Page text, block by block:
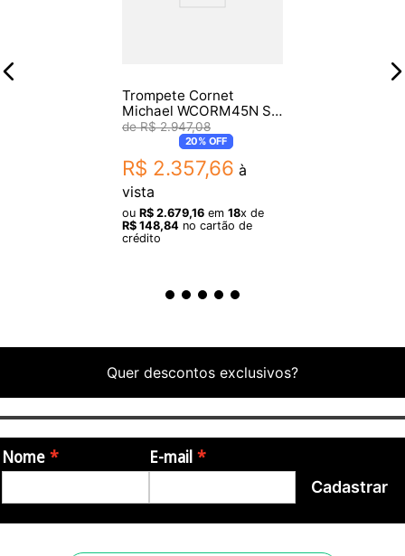
Trompete Cornet
Michael WCORM45N Sib
Laqueado
R$ 2.947,08
20%OFF
R$ 2.357,66 à
vista
ou R$ 2.679,16 em 18x de
R$ 148,84 no cartão de
crédito
Quer descontos exclusivos?
Nome E-mail
Cadastrar